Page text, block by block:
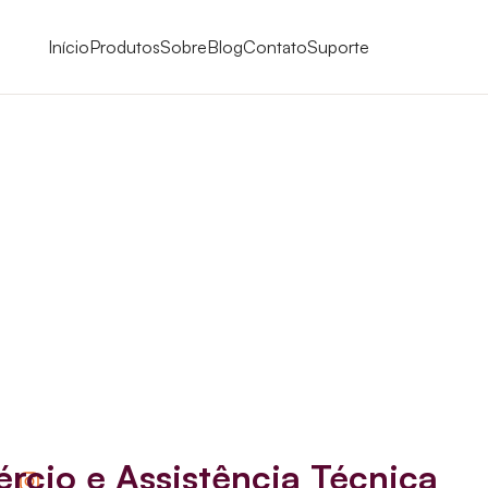
InícioProdutosSobreBlogContatoSuporte
e Assistência Técnica